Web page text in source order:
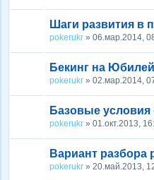
Шаги развития в
pokerukr » 06.мар.2014,
Бекинг на
pokerukr » 02.мар.2014,
Базовые условия
pokerukr » 01.окт.2013,
Вариант разбора
pokerukr » 20.май.2013,